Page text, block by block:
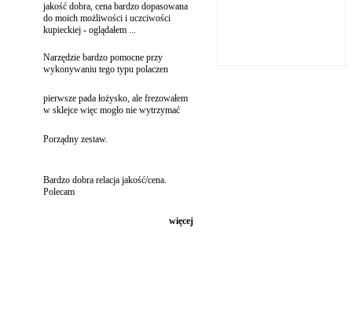
jakość dobra, cena bardzo dopasowana
do moich możliwości i uczciwości
kupieckiej - oglądałem ...
Narzędzie bardzo pomocne przy
wykonywaniu tego typu polaczen
pierwsze pada łożysko, ale frezowałem
w sklejce więc mogło nie wytrzymać
Porządny zestaw.
Bardzo dobra relacja jakość/cena.
Polecam
więcej